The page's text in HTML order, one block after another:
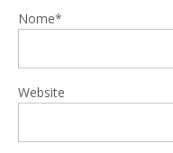
Nome*
Website